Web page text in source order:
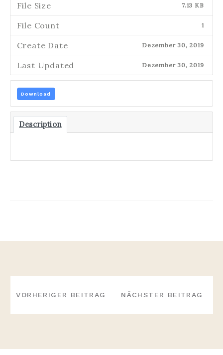
File Size 7.13 KB
File Count 1
Create Date Dezember 30, 2019
Last Updated Dezember 30, 2019
Download
Description
NAVIGATION
VORHERIGER BEITRAG NÄCHSTER BEITRAG